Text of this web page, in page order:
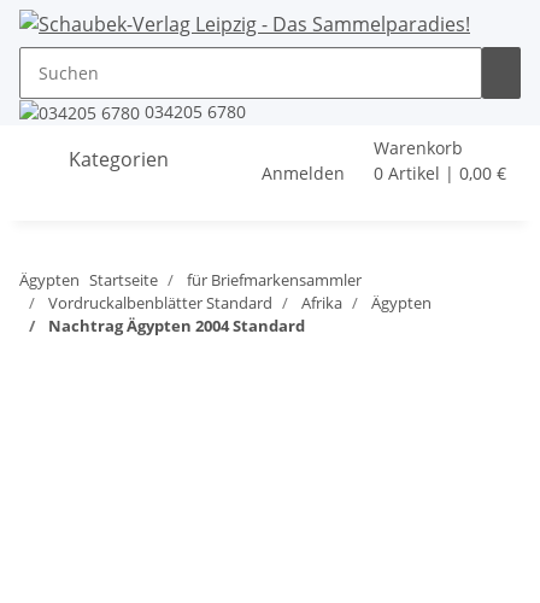
034205 6780
Kategorien
Anmelden
Warenkorb
0 Artikel | 0,00 €
Ägypten Startseite
für Briefmarkensammler
Vordruckalbenblätter Standard
Afrika
Ägypten
Nachtrag Ägypten 2004 Standard